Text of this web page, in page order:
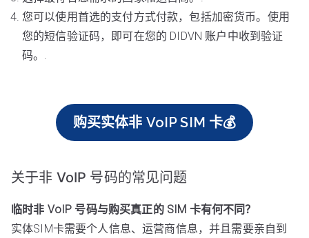
您可以使用首选的支付方式付款，包括加密货币。使用
您的短信验证码，即可在您的 DIDVN 账户中收到验证
码。.
购买实体非 VoIP SIM 卡💰
关于非 VoIP 号码的常见问题
临时非 VoIP 号码与购买真正的 SIM 卡有何不同？
实体SIM卡需要个人信息、运营商信息，并且需要亲自到